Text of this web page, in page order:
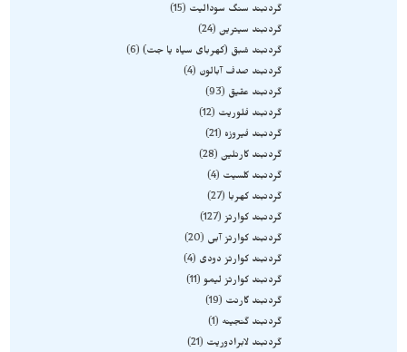
گردنبند سنگ سودالیت
15
گردنبند سیترین 24
گردنبند شبق (کهربای سیاه یا جت) 6
گردنبند صدف آبالون
4
گردنبند عقیق
93
گردنبند فلوریت
12
گردنبند فیروزه
21
گردنبند کارنلین 28
گردنبند کلسیت
4
گردنبند کهربا
27
گردنبند کوارتز 127
گردنبند کوارتز آبی
20
گردنبند کوارتز دودی
4
گردنبند کوارتز لیمو 11
گردنبند گارنت
19
گردنبند گنجینه
1
گردنبند لابرادوریت
21